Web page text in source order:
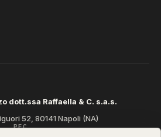
dott.ssa Raffaella & C. s.a.s.
52, 80141 Napoli (NA)
PEC